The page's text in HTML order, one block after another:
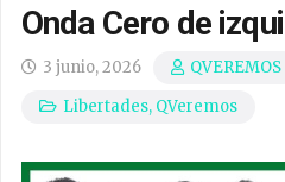
Onda Cero de
3 junio, 2026
QVEREMOS
Libertades, QVeremos